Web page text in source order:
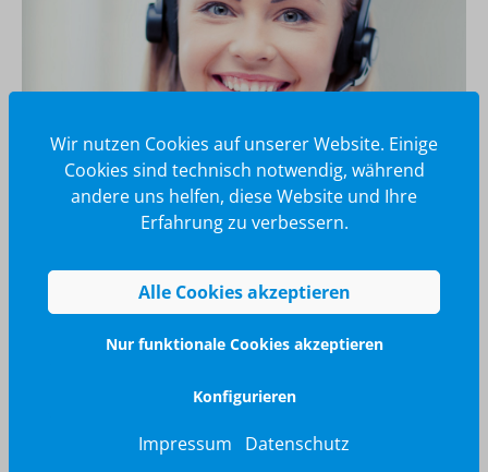
040 / 570 18 25 70
info@brilliant-promotion.com
Jetzt anfragen
Wir nutzen Cookies auf unserer Website. Einige
Cookies sind technisch notwendig, während
andere uns helfen, diese Website und Ihre
Erfahrung zu verbessern.
Alle Cookies akzeptieren
Nur funktionale Cookies akzeptieren
Konfigurieren
Impressum Datenschutz